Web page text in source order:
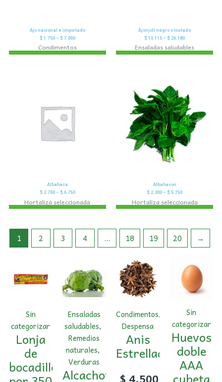
Ajo nacional e importado
$1.750– $7.000
Condimentos
Ajonjolí negro o tostado
$ 10.115 – $ 26.180
Ensaladas saludables
Albahaca
$2.700– $6.750
Hortaliza seleccionada
Albahacon
$ 2.300 – $ 5.750
Hortaliza seleccionada
1 2 3 4 … 18 19 20 →
Sin
categorizar
Lonja
de
bocadillo
Ensaladas
saludables,
Remedios
naturales,
Verduras
Alcachofa
Condimentos,
Despensa
Anis
Estrellado
$ 4.500
Sin
categorizar
Huevos
doble
AAA